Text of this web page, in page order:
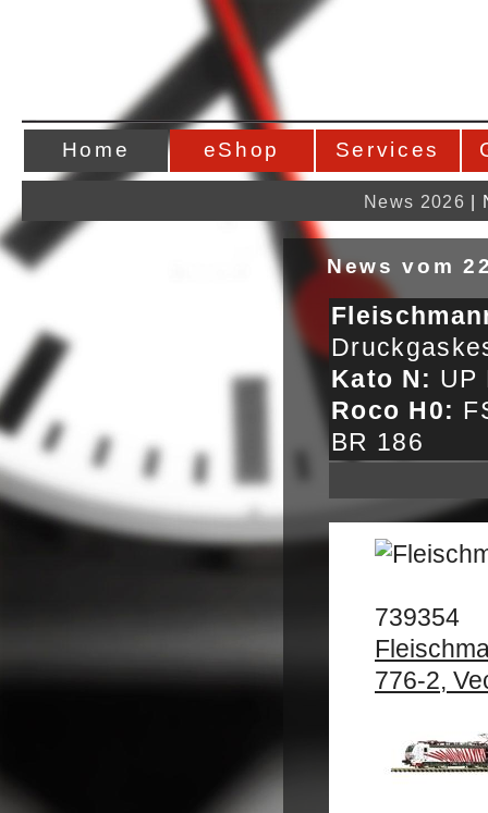
Home eShop Services
News 2026
News vom
Kato N: UP
Roco H0:
BR 186
739354
776-2,